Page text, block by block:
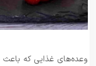
وعده‌های غذایی که باعث